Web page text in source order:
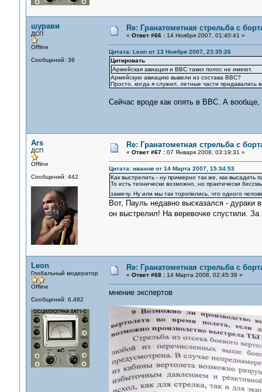
шурави
ДСП
Offline
Сообщений: 36
Re: Гранатометная стрельба с
« Ответ #66 :14 Ноября 2007, 01:40:41 »
Цитата: Leon от 13 Ноября 2007, 23:35:26
Цитировать
Армейская авиация и ВВС таких полос не имеют.
Армейскую авиацию вывели из состава ВВС?
Просто, когда я служил, летные части придавались
Сейчас вроде как опять в ВВС. А
Ars
ДСП
Offline
Сообщений: 442
Re: Гранатометная стрельба с
« Ответ #67 :07 Января 2008, 03:19:31 »
Цитата: иванов от 14 Марта 2007, 15:34:53
Как выстрелить - ну примерно так же, как высадить
То есть технически возможно, но практически
замечу. Ну или мы так торопились, что одного
Вот, Пауль недавно высказался - дураки
он выстрелил! На веревочке спустили. За
Leon
Глобальный модератор
Offline
Сообщений: 6,482
Re: Гранатометная стрельба с
« Ответ #68 :14 Марта 2008, 02:45:38 »
мнение экспертов